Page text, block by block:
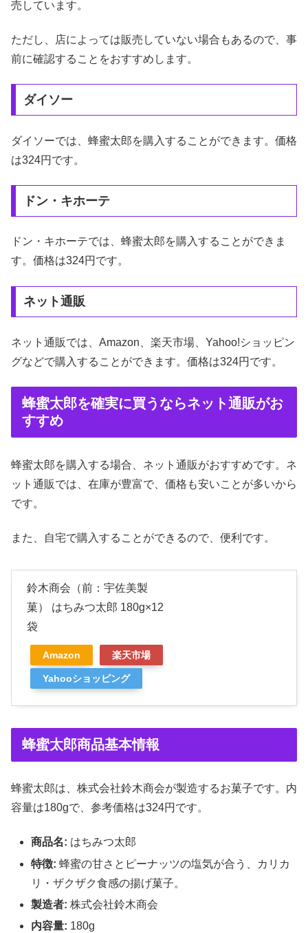
売しています。
ただし、店によっては販売していない場合もあるので、事
前に確認することをおすすめします。
ダイソー
ダイソーでは、蜂蜜太郎を購入することができます。価格
は324円です。
ドン・キホーテ
ドン・キホーテでは、蜂蜜太郎を購入することができま
す。価格は324円です。
ネット通販
ネット通販では、Amazon、楽天市場、Yahoo!ショッピン
グなどで購入することができます。価格は324円です。
蜂蜜太郎を確実に買うならネット通販がお
すすめ
蜂蜜太郎を購入する場合、ネット通販がおすすめです。ネ
ット通販では、在庫が豊富で、価格も安いことが多いから
です。
また、自宅で購入することができるので、便利です。
鈴木商会（前：宇佐美製
菓） はちみつ太郎 180g×12
袋
Amazon 楽天市場
Yahooショッピング
蜂蜜太郎商品基本情報
蜂蜜太郎は、株式会社鈴木商会が製造するお菓子です。内
容量は180gで、参考価格は324円です。
商品名: はちみつ太郎
特徴: 蜂蜜の甘さとピーナッツの塩気が合う、カリカ
リ・ザクザク食感の揚げ菓子。
製造者: 株式会社鈴木商会
内容量: 180g